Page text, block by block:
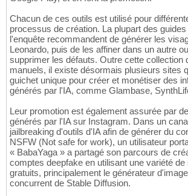
Chacun de ces outils est utilisé pour
processus de création. La plupart des
l'enquête recommandent de générer les
Leonardo, puis de les affiner dans un autre
supprimer les défauts. Outre cette collection
manuels, il existe désormais plusieurs sites
guichet unique pour créer et monétiser des
générés par l'IA, comme Glambase,
Leur promotion est également assurée par
générés par l'IA sur Instagram. Dans un
jailbreaking d'outils d'IA afin de générer du
NSFW (Not safe for work), un utilisateur
« BabaYaga » a partagé son parcours de
comptes deepfake en utilisant une variété
gratuits, principalement le générateur
concurrent de Stable Diffusion.